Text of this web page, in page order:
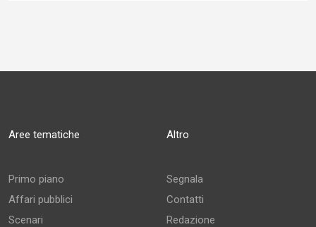
Aree tematiche
Primo piano
Affari pubblici
Scenari
Altro
Segnala
Contatti
Redazione